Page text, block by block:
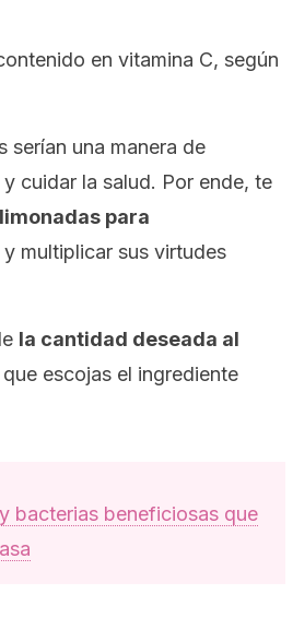
en vitamina C, según
serían una manera de
cuidar la salud. Por ende, te
para
multiplicar sus virtudes
la cantidad deseada al
escojas el ingrediente
bacterias beneficiosas que